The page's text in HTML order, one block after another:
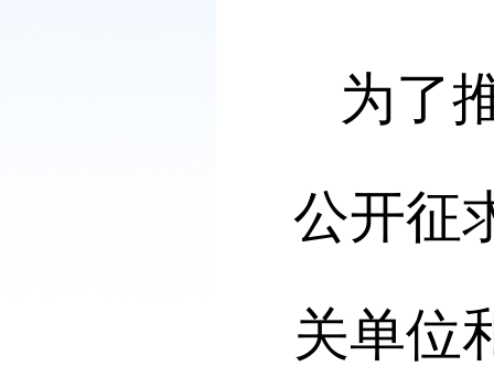
为了
公开征
关单位